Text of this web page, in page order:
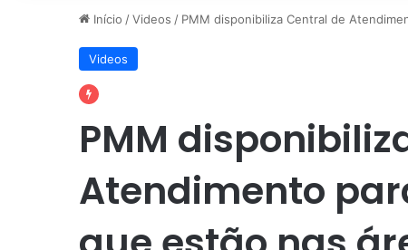
Início /Videos / PMM disponibiliza Central de
Videos
PMM
Atendimento